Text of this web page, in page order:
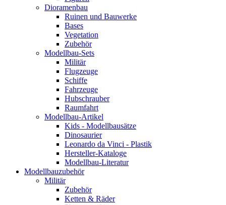
Dioramenbau
Ruinen und Bauwerke
Bases
Vegetation
Zubehör
Modellbau-Sets
Militär
Flugzeuge
Schiffe
Fahrzeuge
Hubschrauber
Raumfahrt
Modellbau-Artikel
Kids - Modellbausätze
Dinosaurier
Leonardo da Vinci - Plastik
Hersteller-Kataloge
Modellbau-Literatur
Modellbauzubehör
Militär
Zubehör
Ketten & Räder